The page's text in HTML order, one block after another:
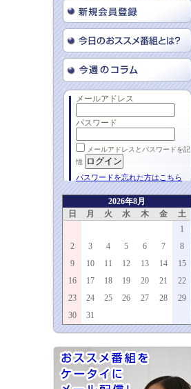
メールアドレス
パスワード
メールアドレスとパスワードを記
憶
パスワードを忘れた方はこちら
2026年8月
日
月 火 水 木 金
土
1
2
3 4 5 6 7
8
9
10 11 12 13 14
15
16
17 18 19 20 21
22
23
24 25 26 27 28
29
30
31